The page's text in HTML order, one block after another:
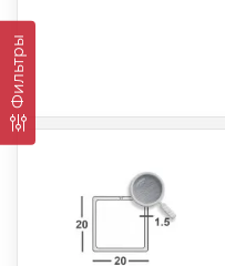
Фильтры